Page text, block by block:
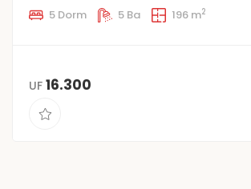
5 Dorm 5 Ba 196 m2
UF 16.300